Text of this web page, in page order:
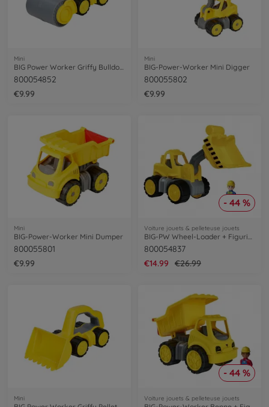
Mini
800054852
€9.99
Mini
BIG-Power-Worker Mini Digger
800055802
€9.99
Mini
BIG-Power-Worker Mini Dumper
800055801
€9.99
- 44 %
Voiture jouets & pelleteuse jouets
BIG-PW Wheel-Loader + Figurine
800054837
€14.99
€26.99
Mini
- 44 %
Voiture jouets & pelleteuse jouets